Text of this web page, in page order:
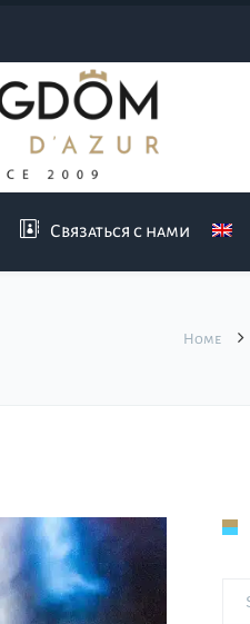
Связаться с нами
Home